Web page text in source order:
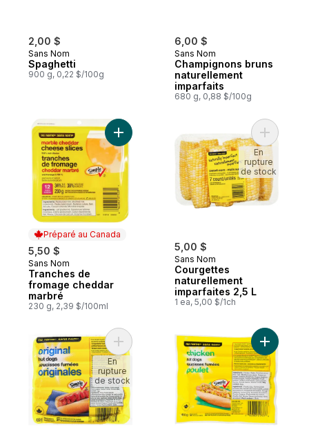
2,00 $
Sans Nom
Spaghetti
900 g, 0,22 $/100g
6,00 $
Sans Nom
Champignons bruns
naturellement
imparfaits
680 g, 0,88 $/100g
Préparé au Canada
5,50 $
Préparé au Canada
Sans Nom
Tranches de
fromage cheddar
marbré
230 g, 2,39 $/100ml
Ajouter Tranches de fromage cheddar
5,00 $
Sans Nom
Courgettes
naturellement
imparfaites 2,5 L
1 ea, 5,00 $/1ch
Ajouter
En
rupture
de stock
Ajouter Saucisses fumées originales au
En
rupture
de stock
Ajouter